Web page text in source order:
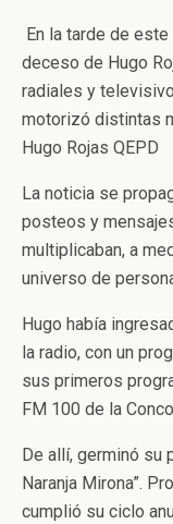
En la tarde de
deceso de Hugo
radiales y
motorizó distintas
Hugo Rojas QEPD
La noticia se
posteos y
multiplicaban, a
universo de
Hugo había
la radio, con un
sus primeros
FM 100 de la
De allí, germinó su
Naranja Mirona”.
cumplió su ciclo